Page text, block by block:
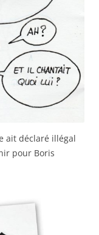
ait déclaré illégal
pour Boris